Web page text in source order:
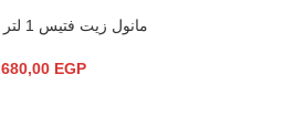
إضافة إلى السلةمانول زيت فتيس 1 لتر ATF-WS
680,00 EGP